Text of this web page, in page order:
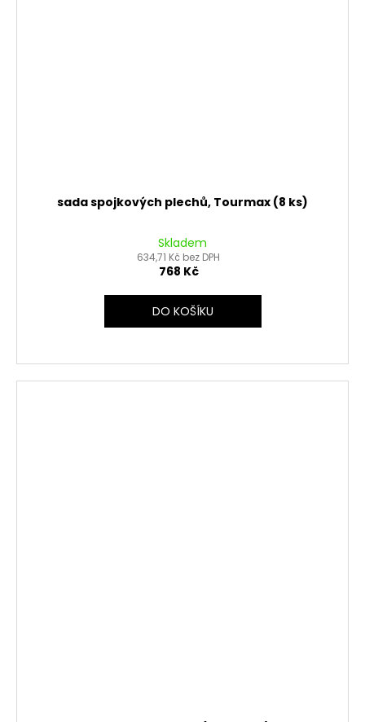
sada spojkových plechů, Tourmax (8 ks)
Skladem
634,71 Kč bez DPH
768 Kč
DO KOŠÍKU